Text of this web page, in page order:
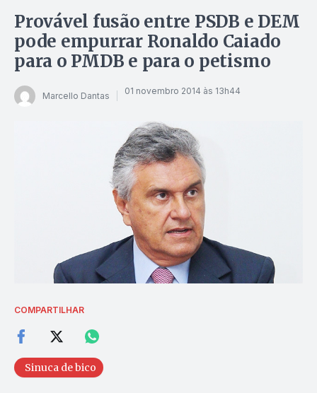
Provável fusão entre PSDB e DEM
pode empurrar Ronaldo Caiado
para o PMDB e para o petismo
Marcello Dantas 01 novembro 2014 às 13h44
COMPARTILHAR
Sinuca de bico